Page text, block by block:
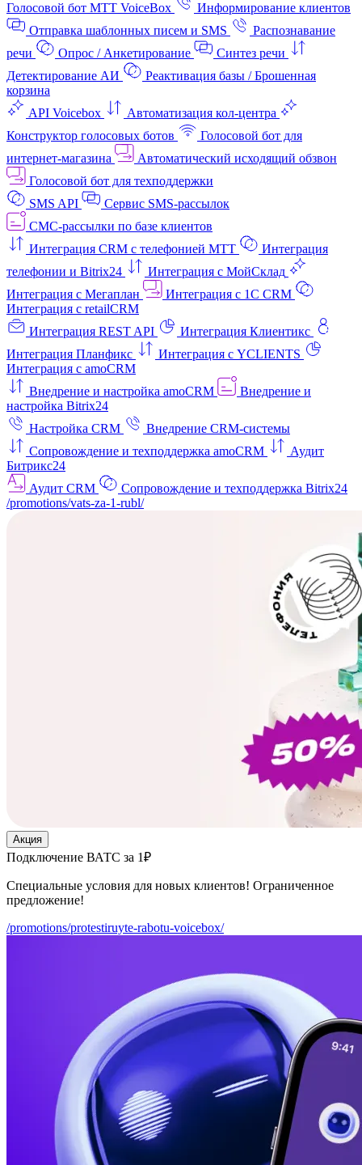
Голосовой бот МТТ VoiceBox
Информирование клиентов
Отправка шаблонных писем и SMS
Распознавание
речи
Опрос / Анкетирование
Синтез речи
Детектирование АИ
Реактивация базы / Брошенная
корзина
API Voicebox
Автоматизация кол‑центра
Конструктор голосовых ботов
Голосовой бот для
интернет‑магазина
Автоматический исходящий обзвон
Голосовой бот для техподдержки
SMS API
Сервис SMS-рассылок
СМС-рассылки по базе клиентов
Интеграция CRM с телефонией МТТ
Интеграция
телефонии и Bitrix24
Интеграция с МойСклад
Интеграция с Мегаплан
Интеграция с 1C CRM
Интеграция с retailCRM
Интеграция REST API
Интеграция Клиентикс
Интеграция Планфикс
Интеграция с YCLIENTS
Интеграция с amoCRM
Внедрение и настройка amoCRM
Внедрение и
настройка Bitrix24
Настройка CRM
Внедрение CRM-системы
Сопровождение и техподдержка amoCRM
Аудит
Битрикс24
Аудит CRM
Сопровождение и техподдержка Bitrix24
/promotions/vats-za-1-rubl/
Акция
Подключение ВАТС за 1₽
Специальные условия для новых клиентов! Ограниченное
предложение!
/promotions/protestiruyte-rabotu-voicebox/